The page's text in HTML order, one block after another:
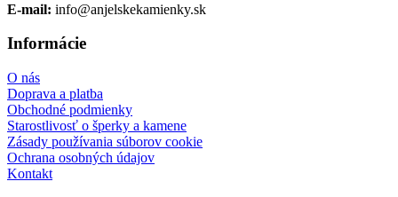
E-mail: info@anjelskekamienky.sk
Informácie
O nás
Doprava a platba
Obchodné podmienky
Starostlivosť o šperky a kamene
Zásady používania súborov cookie
Ochrana osobných údajov
Kontakt